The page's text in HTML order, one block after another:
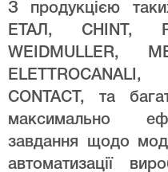
З продукцією
ЕТАЛ, CHINT,
WEIDMULLER,
CONTACT, та
максимально
завдання щодо
автоматизації